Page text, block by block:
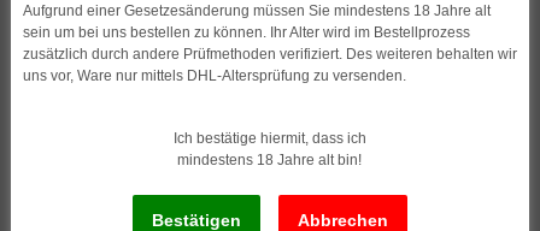
Aufgrund einer Gesetzesänderung müssen Sie mindestens 18 Jahre alt
sein um bei uns bestellen zu können. Ihr Alter wird im Bestellprozess
zusätzlich durch andere Prüfmethoden verifiziert. Des weiteren behalten wir
uns vor, Ware nur mittels DHL-Altersprüfung zu versenden.
Ich bestätige hiermit, dass ich
mindestens 18 Jahre alt bin!